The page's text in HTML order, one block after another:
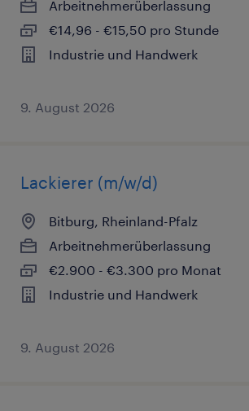
Arbeitnehmerüberlassung
€14,96 - €15,50 pro Stunde
Industrie und Handwerk
9. August 2026
Lackierer (m/w/d)
Bitburg, Rheinland-Pfalz
Arbeitnehmerüberlassung
€2.900 - €3.300 pro Monat
Industrie und Handwerk
9. August 2026